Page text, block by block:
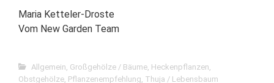
Maria Ketteler-Droste
Vom New Garden Team
Allgemein, Großgehölze / Bäume, Heckenpflanzen,
Obstgehölze, Pflanzenempfehlung, Thuja / Lebensbaum